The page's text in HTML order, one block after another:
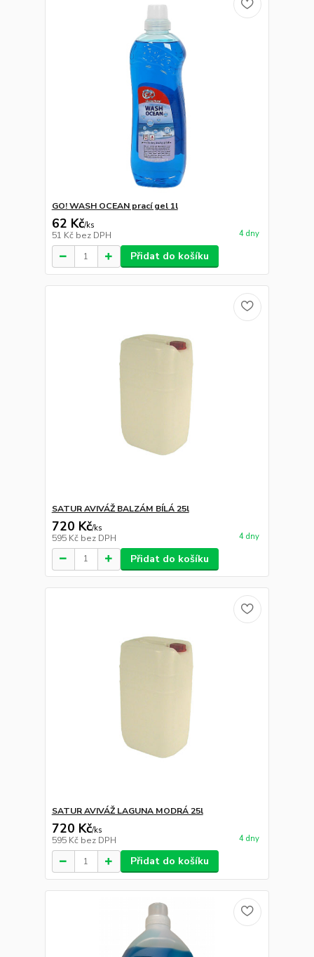
GO! WASH OCEAN prací gel 1l
62 Kč/ks
51 Kč bez DPH 4 dny
Přidat do košíku
SATUR AVIVÁŽ BALZÁM BÍLÁ 25l
720 Kč/ks
595 Kč bez DPH 4 dny
Přidat do košíku
SATUR AVIVÁŽ LAGUNA MODRÁ 25l
720 Kč/ks
595 Kč bez DPH 4 dny
Přidat do košíku